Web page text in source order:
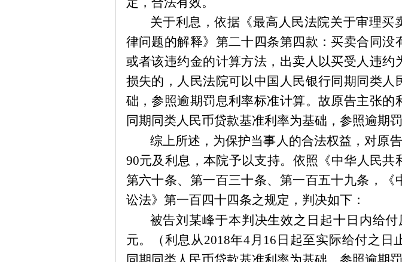
关于利息，依据《最高人民法院关于审理买
律问题的解释》第二十四条第四款：买卖合同没
或者该违约金的计算方法，出卖人以买受人违约
损失的，人民法院可以中国人民银行同期同类人
础，参照逾期罚息利率标准计算。故原告主张的
同期同类人民币贷款基准利率为基础，参照逾期
综上所述，为保护当事人的合法权益，对原
90元及利息，本院予以支持。依照《中华人民共
第六十条、第一百三十条、第一百五十九条，《
讼法》第一百四十四条之规定，判决如下：
被告刘 某峰于本判决生效之日起十日内给付
元。（利息从2018年4月16日起至实际给付之日